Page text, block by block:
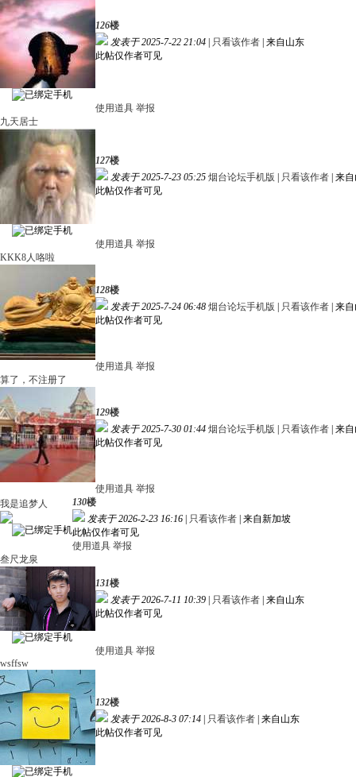
126楼
发表于 2025-7-22 21:04
只看该作者 来自山东
此帖仅作者可见
使用道具 举报
九天居士
127楼
发表于 2025-7-23 05:25 烟台论坛手机版 只看该作者 来
此帖仅作者可见
使用道具 举报
KKK8人咯啦
128楼
发表于 2025-7-24 06:48 烟台论坛手机版 只看该作者 来
此帖仅作者可见
使用道具 举报
算了，不注册了
129楼
发表于 2025-7-30 01:44 烟台论坛手机版 只看该作者 来
此帖仅作者可见
使用道具 举报
我是追梦人
130楼
发表于 2026-2-23 16:16
只看该作者 来自新加坡
此帖仅作者可见
使用道具 举报
叁尺龙泉
131楼
发表于 2026-7-11 10:39
只看该作者 来自山东
此帖仅作者可见
使用道具 举报
wsffsw
132楼
发表于 2026-8-3 07:14
只看该作者 来自山东
此帖仅作者可见